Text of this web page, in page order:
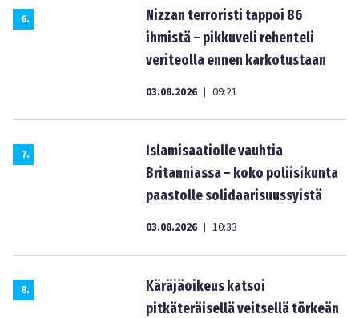
6.
Nizzan terroristi tappoi 86
ihmistä – pikkuveli rehenteli
veriteolla ennen karkotustaan
03.08.2026 | 09:21
7.
Islamisaatiolle vauhtia
Britanniassa – koko poliisikunta
paastolle solidaarisuussyistä
03.08.2026 | 10:33
8.
Käräjäoikeus katsoi
pitkäteräisellä veitsellä törkeän